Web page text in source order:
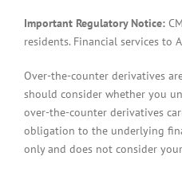
Important Regulatory Notice:
residents. Financial services to
Over-the-counter derivatives
should consider whether you
over-the-counter derivatives
obligation to the underlying
only and does not consider